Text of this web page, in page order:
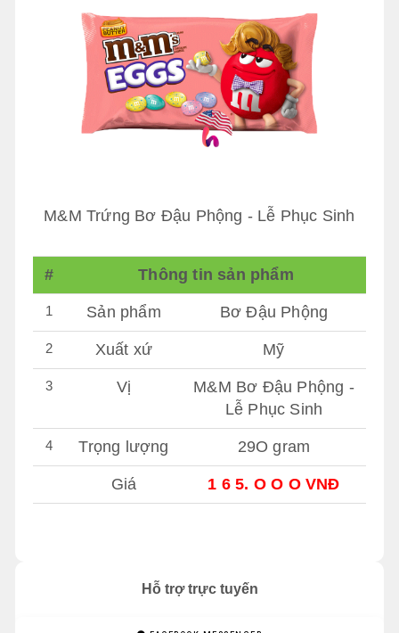
Hỗ trợ trực tuyến
M&M Trứng Bơ Đậu Phộng - Lễ Phục Sinh
# Thông tin sản phẩm
1 Sản phẩm Bơ Đậu Phộng
2 Xuất xứ Mỹ
3 Vị
M&M Bơ Đậu Phộng -
Lễ Phục Sinh
4 Trọng lượng 29O gram
Giá 1 6 5. O O O VNĐ